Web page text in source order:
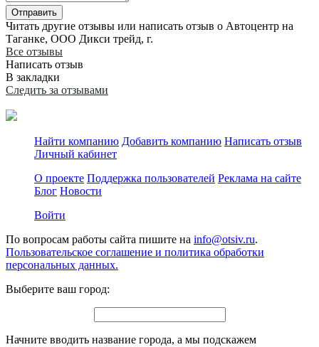
Отправить
Читать другие отзывы или написать отзыв о Автоцентр на
Таганке, ООО Дикси трейд, г.
Все отзывы
Написать отзыв
В закладки
Следить за отзывами
Найти компанию Добавить компанию Написать отзыв
Личный кабинет
О проекте Поддержка пользователей Реклама на сайте
Блог Новости
Войти
По вопросам работы сайта пишите на info@otsiv.ru.
Пользовательское соглашение и политика обработки
персональных данных.
Выберите ваш город:
Начните вводить название города, а мы подскажем